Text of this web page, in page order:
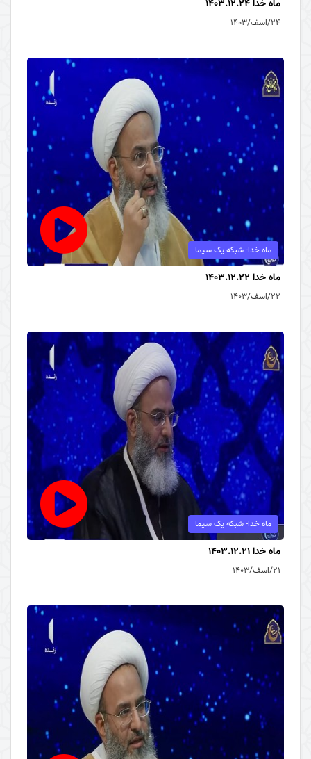
ماه خدا 1403.12.24
۲۴/اسف/۱۴۰۳
ماه خدا- شبکه یک سیما
ماه خدا 1403.12.22
۲۲/اسف/۱۴۰۳
ماه خدا- شبکه یک سیما
ماه خدا 1403.12.21
۲۱/اسف/۱۴۰۳